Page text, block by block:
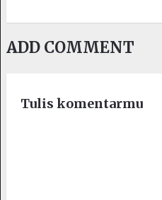
ADD COMMENT
Tulis komentarmu